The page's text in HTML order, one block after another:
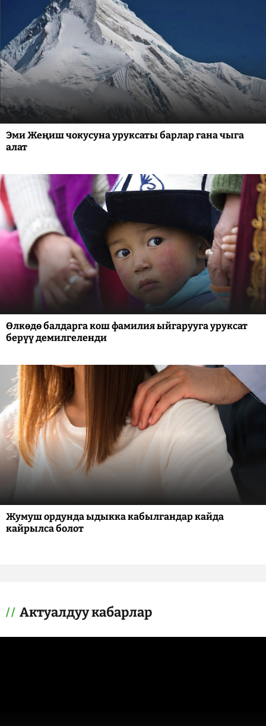
Эми Жеңиш чокусуна уруксаты барлар гана чыга
алат
Өлкөдө балдарга кош фамилия ыйгарууга уруксат
берүү демилгеленди
Жумуш ордунда ыдыкка кабылгандар кайда
кайрылса болот
Актуалдуу кабарлар